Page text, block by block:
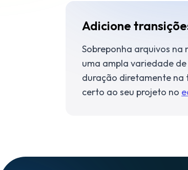
Adicione
Sobreponha arquivos na
uma ampla variedade
duração diretamente
certo ao seu projeto no